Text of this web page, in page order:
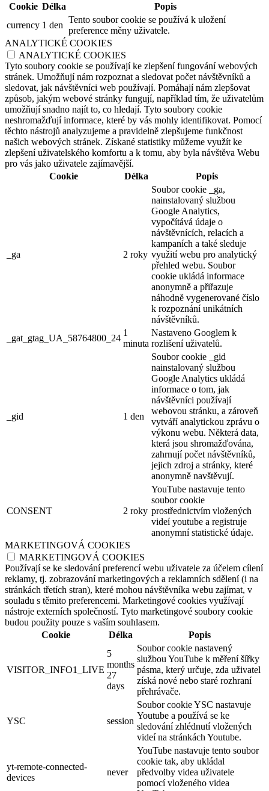
Cookie Délka
Popis
currency 1 den
Tento soubor cookie se používá k uložení
preference měny uživatele.
ANALYTICKÉ COOKIES
ANALYTICKÉ COOKIES
Tyto soubory cookie se používají ke zlepšení fungování webových
stránek. Umožňují nám rozpoznat a sledovat počet návštěvníků a
sledovat, jak návštěvníci web používají. Pomáhají nám zlepšovat
způsob, jakým webové stránky fungují, například tím, že uživatelům
umožňují snadno najít to, co hledají. Tyto soubory cookie
neshromažďují informace, které by vás mohly identifikovat. Pomocí
těchto nástrojů analyzujeme a pravidelně zlepšujeme funkčnost
našich webových stránek. Získané statistiky můžeme využít ke
zlepšení uživatelského komfortu a k tomu, aby byla návštěva Webu
pro vás jako uživatele zajímavější.
Cookie
Délka Popis
_ga 2 roky
Soubor cookie _ga,
nainstalovaný službou
Google Analytics,
vypočítává údaje o
návštěvnících, relacích a
kampaních a také sleduje
využití webu pro analytický
přehled webu. Soubor
cookie ukládá informace
anonymně a přiřazuje
náhodně vygenerované číslo
k rozpoznání unikátních
návštěvníků.
_gat_gtag_UA_58764800_24
1
minuta
Nastaveno Googlem k
rozlišení uživatelů.
_gid 1 den
Soubor cookie _gid
nainstalovaný službou
Google Analytics ukládá
informace o tom, jak
návštěvníci používají
webovou stránku, a zároveň
vytváří analytickou zprávu o
výkonu webu. Některá data,
která jsou shromažďována,
zahrnují počet návštěvníků,
jejich zdroj a stránky, které
anonymně navštěvují.
CONSENT 2 roky
YouTube nastavuje tento
soubor cookie
prostřednictvím vložených
videí youtube a registruje
anonymní statistické údaje.
MARKETINGOVÁ COOKIES
MARKETINGOVÁ COOKIES
Používají se ke sledování preferencí webu uživatele za účelem cílení
reklamy, tj. zobrazování marketingových a reklamních sdělení (i na
stránkách třetích stran), které mohou návštěvníka webu zajímat, v
souladu s těmito preferencemi. Marketingové cookies využívají
nástroje externích společností. Tyto marketingové soubory cookie
budou použity pouze s vaším souhlasem.
Cookie
Délka Popis
VISITOR_INFO1_LIVE
5
months
27
days
Soubor cookie nastavený
službou YouTube k měření šířky
pásma, který určuje, zda uživatel
získá nové nebo staré rozhraní
přehrávače.
YSC session
Soubor cookie YSC nastavuje
Youtube a používá se ke
sledování zhlédnutí vložených
videí na stránkách Youtube.
yt-remote-connected-
devices
never
YouTube nastavuje tento soubor
cookie tak, aby ukládal
předvolby videa uživatele
pomocí vloženého videa